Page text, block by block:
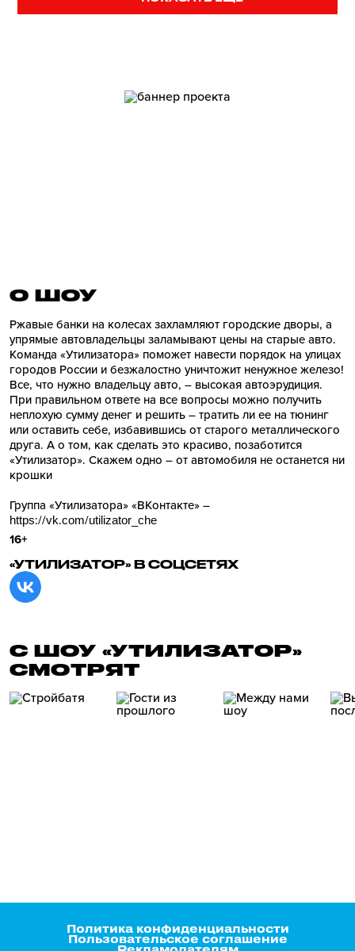
О ШОУ
Ржавые банки на колесах захламляют городские дворы, а
упрямые автовладельцы заламывают цены на старые авто.
Команда «Утилизатора» поможет навести порядок на улицах
городов России и безжалостно уничтожит ненужное железо!
Все, что нужно владельцу авто, – высокая автоэрудиция.
При правильном ответе на все вопросы можно получить
неплохую сумму денег и решить – тратить ли ее на тюнинг
или оставить себе, избавившись от старого металлического
друга. А о том, как сделать это красиво, позаботится
«Утилизатор». Скажем одно – от автомобиля не останется ни
крошки
Группа «Утилизатора» «ВКонтакте» –
https://vk.com/utilizator_che
16+
«УТИЛИЗАТОР» В СОЦСЕТЯХ
С ШОУ «УТИЛИЗАТОР»
СМОТРЯТ
Политика конфиденциальности
Пользовательское соглашение